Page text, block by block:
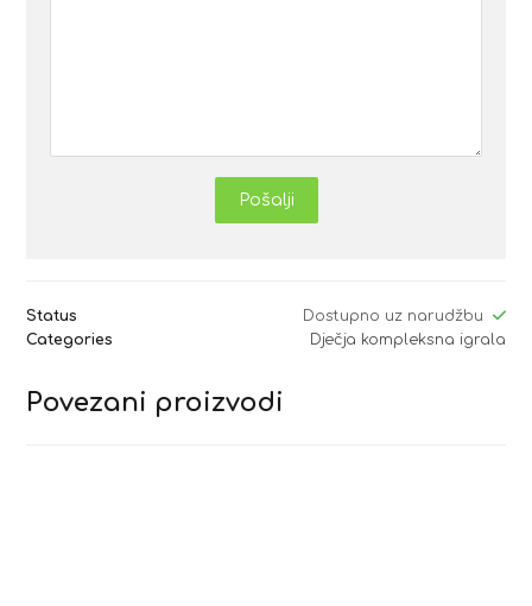
Pošalji
Status
Dostupno uz narudžbu
Categories
Dječja kompleksna igrala
Povezani proizvodi